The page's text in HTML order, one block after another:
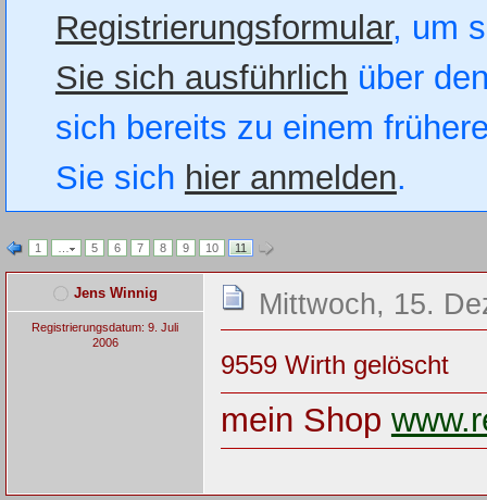
Registrierungsformular, um
Sie sich ausführlich über
sich bereits zu einem
Sie sich hier anmelden.
1 … 5 6 7 8 9 10 11
Jens Winnig
Registrierungsdatum: 9. Juli
2006
Mittwoch, 15.
9559 Wirth gelöscht
mein Shop